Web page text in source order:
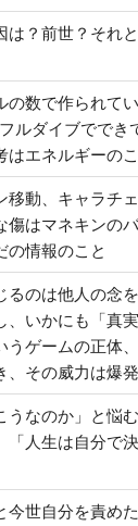
は？前世？それ
の数で作られて
ルダイブででき
はエネルギーの
移動、キャラチ
傷はマネキンの
の情報のこと
るのは他人の念
、いかにも「真
ゲームの正体
、その威力は爆
うなのか」と悩
「人生は自分で
今世自分を責め